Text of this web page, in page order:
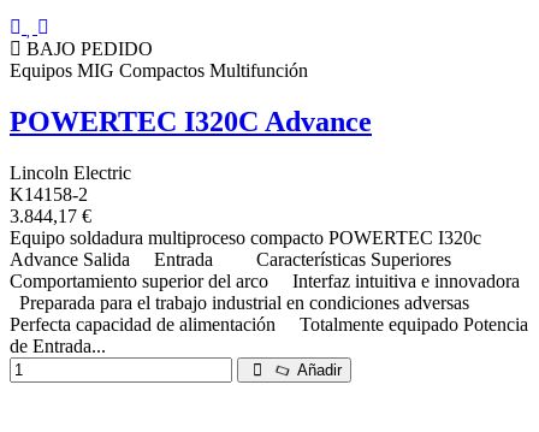
BAJO PEDIDO
Equipos MIG Compactos Multifunción
POWERTEC I320C Advance
Lincoln Electric
K14158-2
3.844,17 €
Equipo soldadura multiproceso compacto POWERTEC I320c
Advance Salida Entrada Características Superiores
Comportamiento superior del arco Interfaz intuitiva e innovadora
Preparada para el trabajo industrial en condiciones adversas
Perfecta capacidad de alimentación Totalmente equipado Potencia
de Entrada...
Añadir